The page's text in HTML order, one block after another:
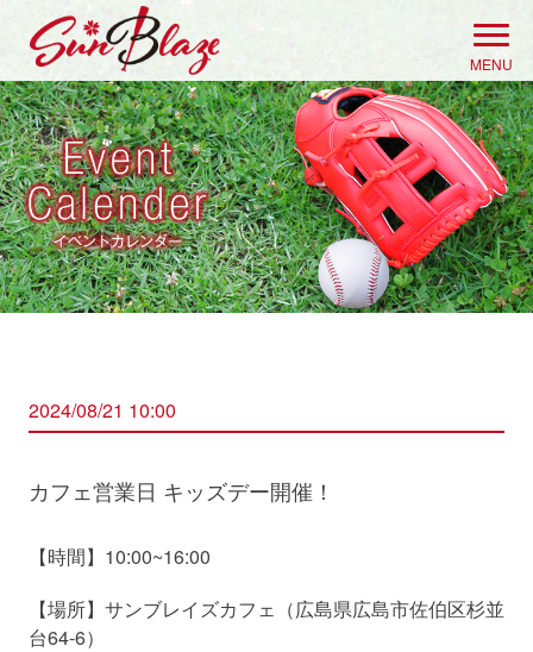
content
MENU
2024/08/21 10:00
カフェ営業日 キッズデー開催！
【時間】10:00~16:00
【場所】サンブレイズカフェ（広島県広島市佐伯区杉並
台64-6）